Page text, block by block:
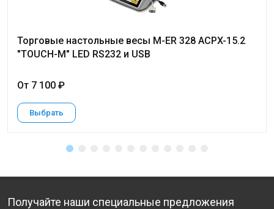
Торговые настольные весы M-ER 328 ACPX-15.2
"TOUCH-M" LED RS232 и USB
От 7 100 ₽
Выбрать
Получайте наши специальные предложения